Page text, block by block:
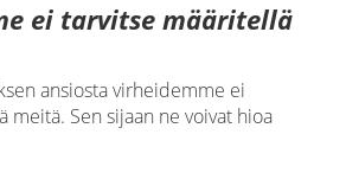
ei tarvitse määritellä
ansiosta virheidemme ei
meitä. Sen sijaan ne voivat hioa